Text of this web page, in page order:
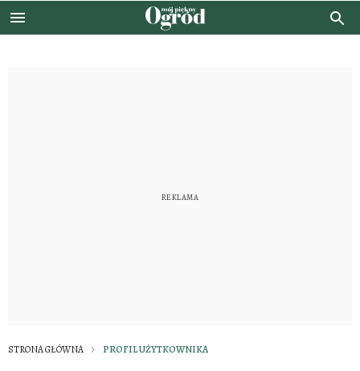
STRONA GŁÓWNA PROFIL UŻYTKOWNIKA